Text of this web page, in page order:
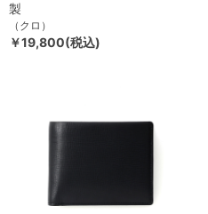
製
（クロ）
￥19,800(税込)